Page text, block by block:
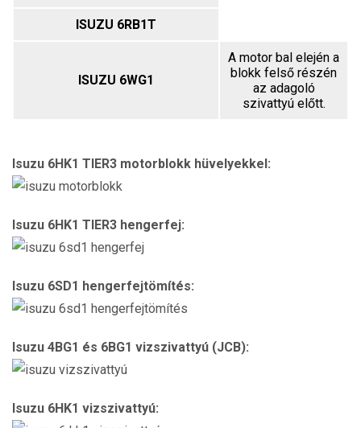
ISUZU 6RB1T
ISUZU 6WG1
A motor bal elején a
blokk felső részén
az adagoló
szivattyú előtt.
Isuzu 6HK1 TIER3 motorblokk hüvelyekkel:
Isuzu 6HK1 TIER3 hengerfej:
Isuzu 6SD1 hengerfejtömítés:
Isuzu 4BG1 és 6BG1 vizszivattyú (JCB):
Isuzu 6HK1 vizszivattyú: